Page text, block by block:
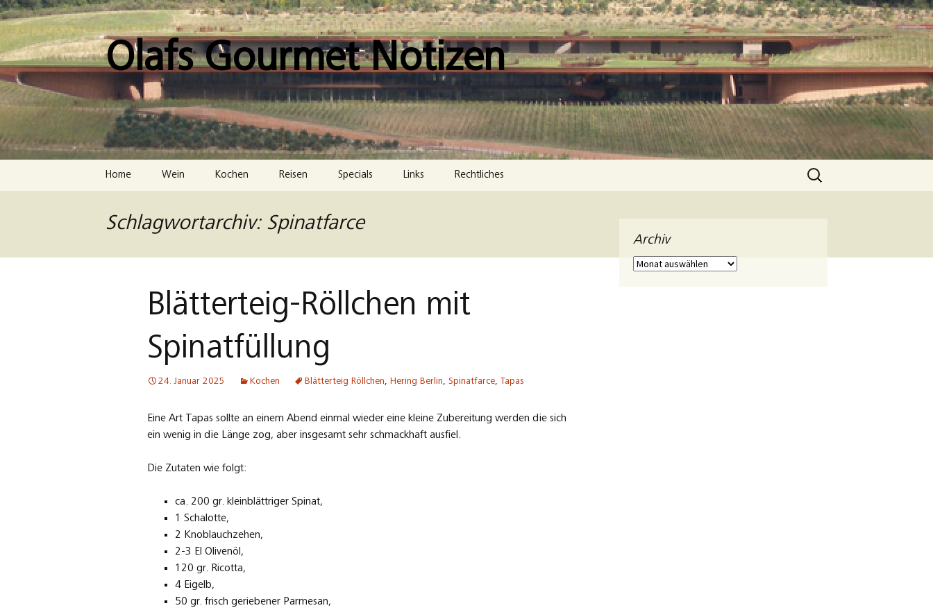
Zum
Inhalt
springen
Olafs Gourmet Notizen
Home Wein Kochen Reisen Specials Links Rechtliches
Suchen
nach:
Schlagwortarchiv: Spinatfarce
Blätterteig-Röllchen mit
Spinatfüllung
24. Januar 2025 Kochen Blätterteig Röllchen, Hering Berlin, Spinatfarce, Tapas
Eine Art Tapas sollte an einem Abend einmal wieder eine kleine Zubereitung werden die sich
ein wenig in die Länge zog, aber insgesamt sehr schmackhaft ausfiel.
Die Zutaten wie folgt:
ca. 200 gr. kleinblättriger Spinat,
1 Schalotte,
2 Knoblauchzehen,
2-3 El Olivenöl,
120 gr. Ricotta,
4 Eigelb,
50 gr. frisch geriebener Parmesan,
Archiv
Archiv